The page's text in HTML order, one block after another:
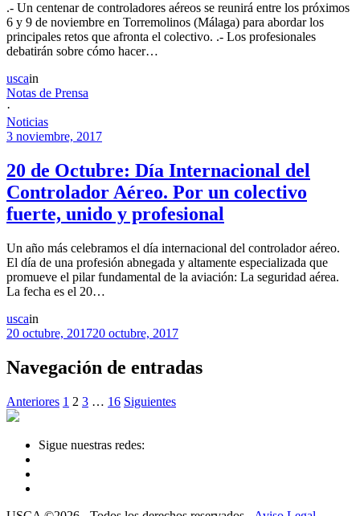
.- Un centenar de controladores aéreos se reunirá entre los próximos
6 y 9 de noviembre en Torremolinos (Málaga) para abordar los
principales retos que afronta el colectivo. .- Los profesionales
debatirán sobre cómo hacer…
uscain
Notas de Prensa
·
Noticias
3 noviembre, 2017
20 de Octubre: Día Internacional del
Controlador Aéreo. Por un colectivo
fuerte, unido y profesional
Un año más celebramos el día internacional del controlador aéreo.
El día de una profesión abnegada y altamente especializada que
promueve el pilar fundamental de la aviación: La seguridad aérea.
La fecha es el 20…
uscain
20 octubre, 201720 octubre, 2017
Navegación de entradas
Anteriores 1 2 3 … 16 Siguientes
Sigue nuestras redes: